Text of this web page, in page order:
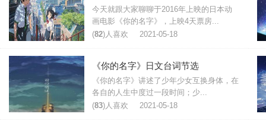
今天就跟大家聊聊于2016年上映的日本动
画电影《你的名字》，上映4天票房...
(82)人喜欢 2021-05-18
《你的名字》日文台词节选
《你的名字》讲述了少年少女互换身体，在
各自的人生中度过一段时间；少...
(83)人喜欢 2021-05-18